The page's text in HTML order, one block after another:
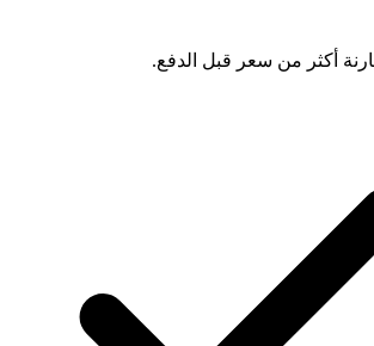
أكثر من سعر قبل الدفع.